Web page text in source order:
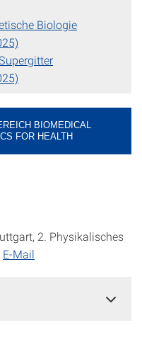
Biologie
BIOMEDICAL
FOR HEALTH
2. Physikalisches
E-Mail